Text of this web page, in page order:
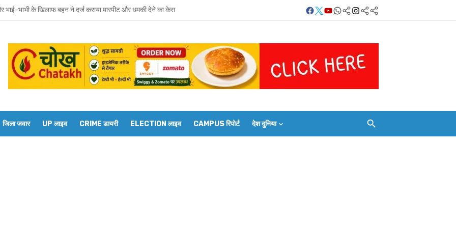
भाई-भाभी के खिलाफ बहन ने दर्ज कराया मारपीट और धमकी देने का केस
को होगा उमाशंकर सिंह का अंतिम संस्कार, दुकानें बंद कर व्यापारियों ने दी श्रद्धांजलि
विधानसभा से जुड़े थे उमाशंकर सिंह, पूरे सदन ने की थी जल्द स्वस्थ होने की कामना
भाई मानती थीं मायावती, राखी बांधने से लेकर परिवार को हिम्मत देने तक रहा खास रिश्ता
घोषित कर दिया था, सुप्रीम कोर्ट ने बहाल की विधानसभा सदस्यता
Facebook
Twitter
Youtube
Whatsapp
बलिया
लाइव
FOLLOW/JOIN
करें
Instagram
Telegram
जिला जवार UP लाइव CRIME डायरी ELECTION लाइव CAMPUS रिपोर्ट देश दुनिया